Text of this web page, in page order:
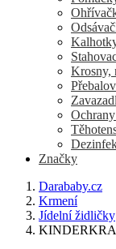
Krosny,
Značky
Darababy.cz
Krmení
Jídelní židličky